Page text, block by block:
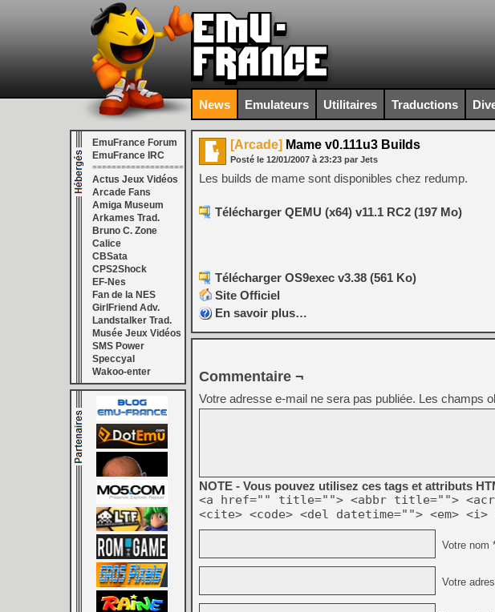
News Emulateurs Utilitaires Traductions
EmuFrance Forum
EmuFrance IRC
===================
Actus Jeux Vidéos
Arcade Fans
Amiga Museum
Arkames Trad.
Bruno C. Zone
Calice
CBSata
CPS2Shock
EF-Nes
Fan de la NES
GirlFriend Adv.
Landstalker Trad.
Musée Jeux Vidéos
SMS Power
Speccyal
Wakoo-enter
[Arcade] Mame v0.111u3 Builds
Posté le 12/01/2007 à 23:23 par Jets
Les builds de mame sont disponibles chez redump.
Télécharger QEMU (x64) v11.1 RC2 (197 Mo)
Télécharger OS9exec v3.38 (561 Ko)
Site Officiel
En savoir plus…
Commentaire ¬
Votre adresse e-mail ne sera pas publiée. Les champs
NOTE - Vous pouvez utilisez ces tags et attributs
<a href="" title=""> <abbr title="">
<cite> <code> <del datetime=""> <em>
Votre nom
Votre